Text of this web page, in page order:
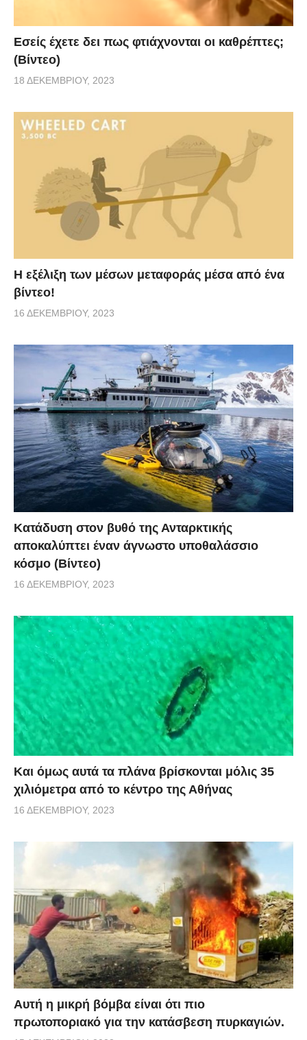
Εσείς έχετε δει πως φτιάχνονται οι καθρέπτες;
(Βίντεο)
18 ΔΕΚΕΜΒΡΊΟΥ, 2023
Η εξέλιξη των μέσων μεταφοράς μέσα από ένα
βίντεο!
16 ΔΕΚΕΜΒΡΊΟΥ, 2023
Κατάδυση στον βυθό της Ανταρκτικής
αποκαλύπτει έναν άγνωστο υποθαλάσσιο
κόσμο (Βίντεο)
16 ΔΕΚΕΜΒΡΊΟΥ, 2023
Και όμως αυτά τα πλάνα βρίσκονται μόλις 35
χιλιόμετρα από το κέντρο της Αθήνας
16 ΔΕΚΕΜΒΡΊΟΥ, 2023
Αυτή η μικρή βόμβα είναι ότι πιο
πρωτοποριακό για την κατάσβεση πυρκαγιών.